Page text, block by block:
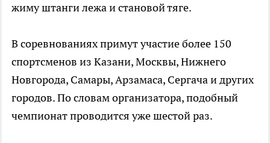
жиму штанги лежа и становой тяге.
В соревнованиях примут участие более 150
спортсменов из Казани, Москвы, Нижнего
Новгорода, Самары, Арзамаса, Сергача и других
городов. По словам организатора, подобный
чемпионат проводится уже шестой раз.